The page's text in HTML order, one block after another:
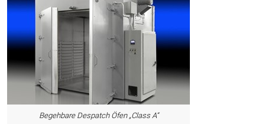
Begehbare Despatch Öfen „Class A“